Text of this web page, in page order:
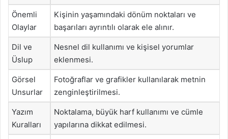
Önemli
Olaylar
Kişinin yaşamındaki dönüm noktaları ve
başarıları ayrıntılı olarak ele alınır.
Dil ve
Üslup
Nesnel dil kullanımı ve kişisel yorumlar
eklenmesi.
Görsel
Unsurlar
Fotoğraflar ve grafikler kullanılarak metnin
zenginleştirilmesi.
Yazım
Kuralları
Noktalama, büyük harf kullanımı ve cümle
yapılarına dikkat edilmesi.